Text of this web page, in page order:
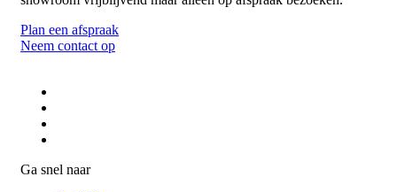
Plan een afspraak
Neem contact op
Ga snel naar